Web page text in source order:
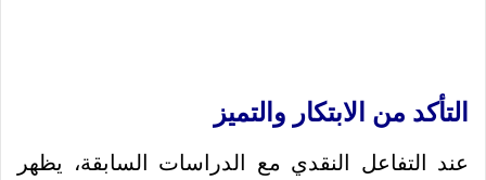
التأكد من الابتكار والتميز
عند التفاعل النقدي مع الدراسات السابقة، يظهر